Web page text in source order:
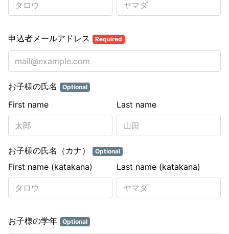
申込者メールアドレス Required
お子様の氏名 Optional
Last name
First name
お子様の氏名（カナ） Optional
Last name (katakana)
First name (katakana)
お子様の学年 Optional